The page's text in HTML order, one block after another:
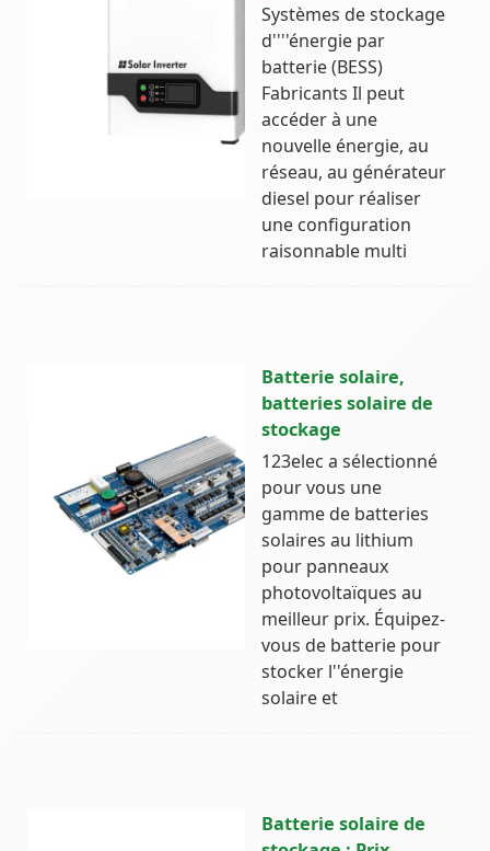
Systèmes de stockage
d''''énergie par
batterie (BESS)
Fabricants Il peut
accéder à une
nouvelle énergie, au
réseau, au générateur
diesel pour réaliser
une configuration
raisonnable multi
Batterie solaire,
batteries solaire de
stockage
123elec a sélectionné
pour vous une
gamme de batteries
solaires au lithium
pour panneaux
photovoltaïques au
meilleur prix. Équipez-
vous de batterie pour
stocker l''énergie
solaire et
Batterie solaire de